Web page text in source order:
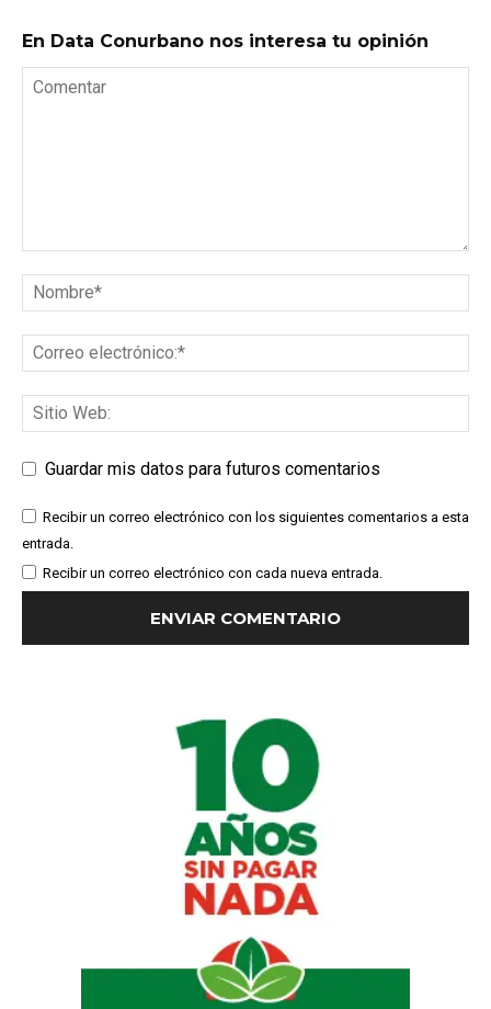
En Data Conurbano nos interesa tu opinión
Guardar mis datos para futuros comentarios
Recibir un correo electrónico con los siguientes comentarios a esta
entrada.
Recibir un correo electrónico con cada nueva entrada.